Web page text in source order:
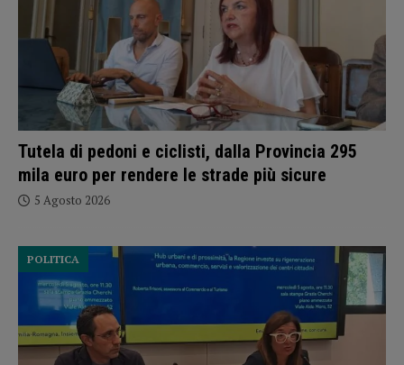
Tutela di pedoni e ciclisti, dalla Provincia 295
mila euro per rendere le strade più sicure
5 Agosto 2026
POLITICA